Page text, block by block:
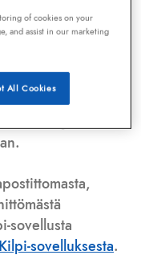
jos kyseessä on
tai
jatkuvasti,
sovellusta
sovelluksesta.
of cookies on your
and assist in our marketing
All Cookies